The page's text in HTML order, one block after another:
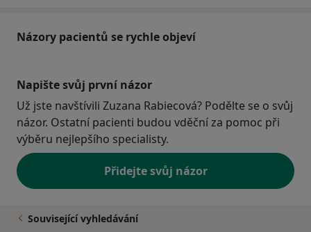
Názory pacientů se rychle objeví
Napište svůj první názor
Už jste navštívili Zuzana Rabiecová? Podělte se o svůj
názor. Ostatní pacienti budou vděční za pomoc při
výběru nejlepšího specialisty.
Přidejte svůj názor
Související vyhledávání